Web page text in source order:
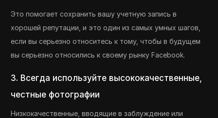
Это помогает сохранить вашу учетную запись в
хорошей репутации, и это один из самых умных шагов,
если вы серьезно относитесь к тому, чтобы в будущем
вы серьезно относились к своему рынку Facebook.
3. Всегда используйте высококачественные,
честные фотографии
Низкокачественные, вводящие в заблуждение или